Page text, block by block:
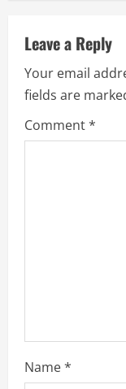
u
e
R
e
Leave a Reply
Your email
fields are
Comment*
Name*